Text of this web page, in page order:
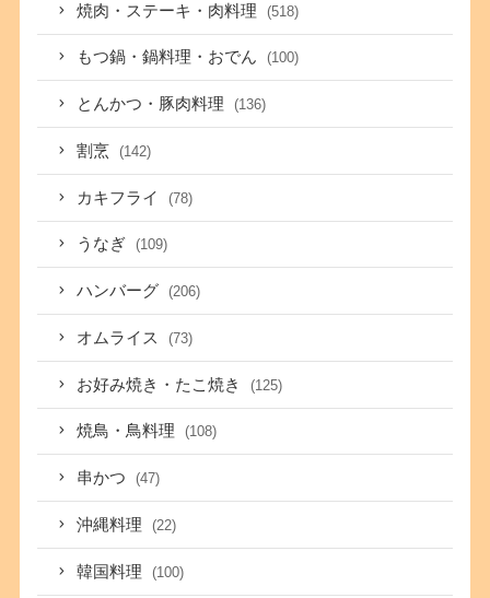
焼肉・ステーキ・肉料理 (518)
もつ鍋・鍋料理・おでん (100)
とんかつ・豚肉料理 (136)
割烹 (142)
カキフライ (78)
うなぎ (109)
ハンバーグ (206)
オムライス (73)
お好み焼き・たこ焼き (125)
焼鳥・鳥料理 (108)
串かつ (47)
沖縄料理 (22)
韓国料理 (100)